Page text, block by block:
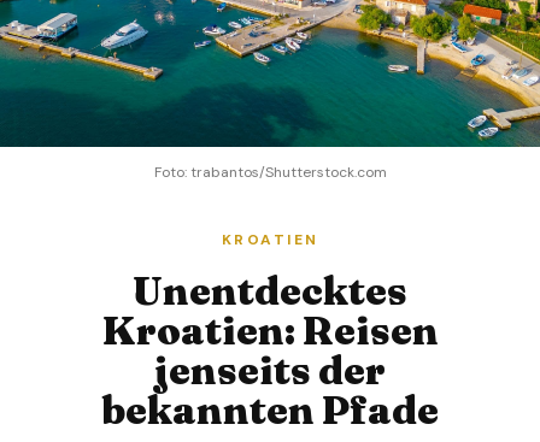
Foto: trabantos/Shutterstock.com
KROATIEN
Unentdecktes
Kroatien: Reisen
jenseits der
bekannten Pfade